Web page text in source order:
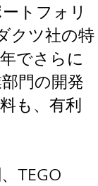
トフォリ
クツ社の特
でさらに
門の開発
も、有利
TEGO